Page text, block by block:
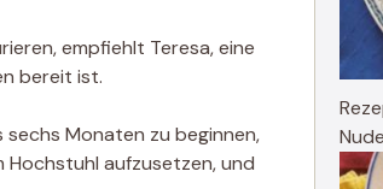
empfiehlt Teresa, eine
bereit ist.
Monaten zu beginnen,
Hochstuhl aufzusetzen, und